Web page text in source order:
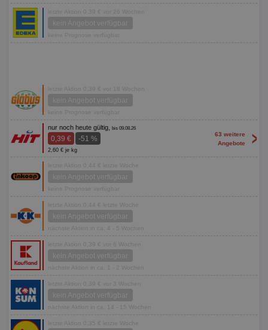
letzte Aktion 0,39 € vor 26 Wochen
kein Angebot verfügbar
keine Prognose verfügbar
letzte Aktion 0,39 € vor 18 Wochen
kein Angebot verfügbar
keine Prognose verfügbar
nur noch heute gültig, bis 09.08.26
0,39 € -51 %
2,60 € je kg
63 weitere
Angebote
>
letzte Aktion 0,44 € letzte Woche
kein Angebot verfügbar
keine Prognose verfügbar
letzte Aktion 0,44 € letzte Woche
kein Angebot verfügbar
nächste Aktion in ca. 4 - 5 Wochen
letzte Aktion 0,39 € vor 6 Wochen
kein Angebot verfügbar
nächste Aktion in ca. 1 - 2 Wochen
letzte Aktion 0,39 € vor 3 Wochen
kein Angebot verfügbar
nächste Aktion in ca. 14 - 15 Wochen
letzte Aktion 0,35 € letzte Woche